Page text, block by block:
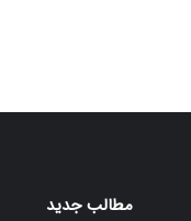
مطالب جدید